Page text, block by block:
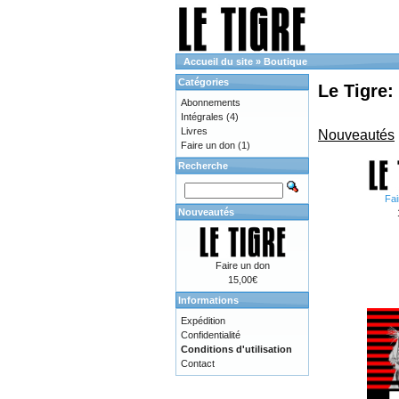
Accueil du site » Boutique
Le
Nouveautés
Catégories
Abonnements
Intégrales (4)
Livres
Faire un don (1)
Recherche
Nouveautés
Faire un don
15,00€
Informations
Expédition
Confidentialité
Conditions d'utilisation
Contact